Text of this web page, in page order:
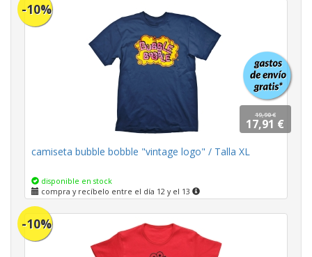
-10%
19,90 €
17,91 €
camiseta bubble bobble "vintage logo" / Talla XL
disponible en stock
compra y recíbelo entre el día 12 y el 13
-10%